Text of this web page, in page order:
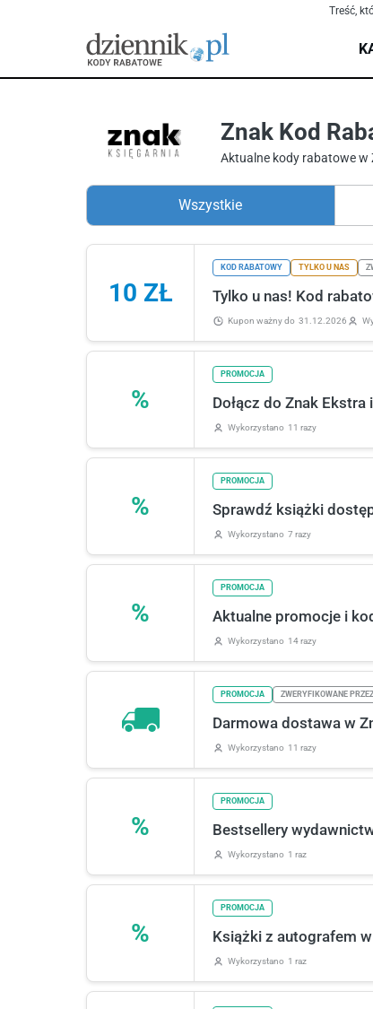
Treść,
Znak Kod
Aktualne kody rabatowe w
Wszystkie
10 ZŁ
KOD RABATOWY TYLKO U NAS
Tylko u nas! Kod
Kupon ważnydo 31.12.2026
%
PROMOCJA
Dołącz do Znak
Wykorzystano 11 razy
%
PROMOCJA
Sprawdź książki
Wykorzystano 7 razy
%
PROMOCJA
Aktualne promocje i
Wykorzystano 14 razy
PROMOCJA ZWERYFIKOWANE
Darmowa dostawa w
Wykorzystano 11 razy
%
PROMOCJA
Bestsellery
Wykorzystano 1 raz
%
PROMOCJA
Książki z autografem
Wykorzystano 1 raz